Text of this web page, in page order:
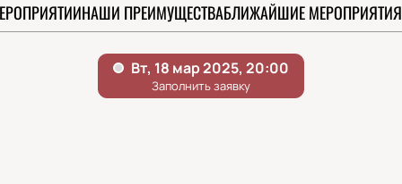
НАШИ ПРЕИМУЩЕСТВАБЛИЖАЙШИЕ МЕРОПРИЯТИЯ